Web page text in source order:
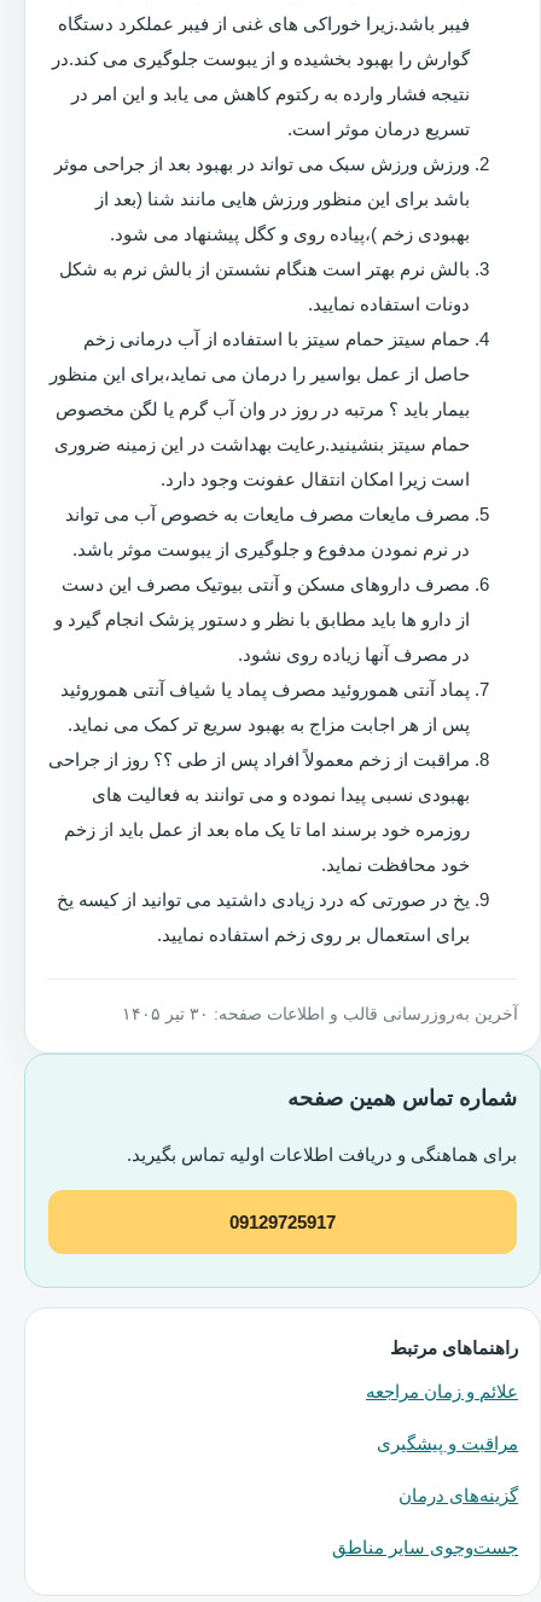
فیبر باشد.زیرا خوراکی های غنی از فیبر عملکرد دستگاه
گوارش را بهبود بخشیده و از یبوست جلوگیری می کند.در
نتیجه فشار وارده به رکتوم کاهش می یابد و این امر در
تسریع درمان موثر است.
ورزش ورزش سبک می تواند در بهبود بعد از جراحی موثر
باشد برای این منظور ورزش هایی مانند شنا (بعد از
بهبودی زخم )،پیاده روی و کگل پیشنهاد می شود.
بالش نرم بهتر است هنگام نشستن از بالش نرم به شکل
دونات استفاده نمایید.
حمام سیتز حمام سیتز با استفاده از آب درمانی زخم
حاصل از عمل بواسیر را درمان می نماید،برای این منظور
بیمار باید ؟ مرتبه در روز در وان آب گرم یا لگن مخصوص
حمام سیتز بنشینید.رعایت بهداشت در این زمینه ضروری
است زیرا امکان انتقال عفونت وجود دارد.
مصرف مایعات مصرف مایعات به خصوص آب می تواند
در نرم نمودن مدفوع و جلوگیری از یبوست موثر باشد.
مصرف داروهای مسکن و آنتی بیوتیک مصرف این دست
از دارو ها باید مطابق با نظر و دستور پزشک انجام گیرد و
در مصرف آنها زیاده روی نشود.
پماد آنتی هموروئید مصرف پماد یا شیاف آنتی هموروئید
پس از هر اجابت مزاج به بهبود سریع تر کمک می نماید.
مراقبت از زخم معمولاً افراد پس از طی ؟؟ روز از جراحی
بهبودی نسبی پیدا نموده و می توانند به فعالیت های
روزمره خود برسند اما تا یک ماه بعد از عمل باید از زخم
خود محافظت نماید.
یخ در صورتی که درد زیادی داشتید می توانید از کیسه یخ
برای استعمال بر روی زخم استفاده نمایید.
آخرین به‌روزرسانی قالب و اطلاعات صفحه: ۳۰ تیر ۱۴۰۵
شماره تماس همین صفحه
برای هماهنگی و دریافت اطلاعات اولیه تماس بگیرید.
09129725917
راهنماهای مرتبط
علائم و زمان مراجعه
مراقبت و پیشگیری
گزینه‌های درمان
جست‌وجوی سایر مناطق